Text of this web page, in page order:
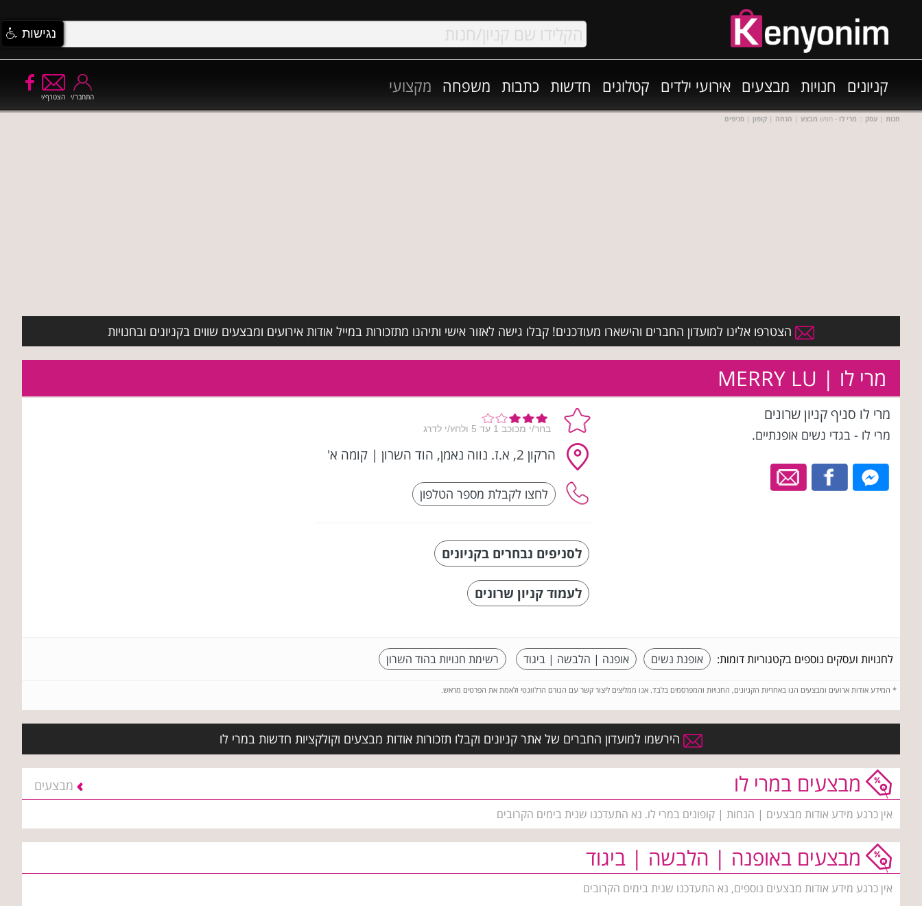
קניונים חנויות מבצעים אירועי ילדים קטלוגים חדשות כתבות משפחה מקצועי
הצטרף/י התחבר/י
חנות | עסק :: מרי לו - חפש מבצע | הנחה | קופון | סניפים
הצטרפו אלינו למועדון החברים והישארו מעודכנים! קבלו גישה לאזור אישי ותיהנו מתזכורות במייל אודות אירועים ומבצעים שווים בקניונים ובחנויות
מרי לו | MERRY LU
מרי לו סניף קניון שרונים
מרי לו - בגדי נשים אופנתיים.
הרקון 2, א.ז. נווה נאמן, הוד השרון | קומה א'
לסניפים נבחרים בקניונים
לעמוד קניון שרונים
לחנויות ועסקים נוספים בקטגוריות דומות: אופנת נשים אופנה | הלבשה | ביגוד רשימת חנויות בהוד השרון
* המידע אודות ארועים ומבצעים הנו באחריות הקניונים, החנויות והמפרסמים בלבד. אנו ממליצים ליצור קשר עם הגורם הרלוונטי ולאמת את הפרטים מראש.
הירשמו למועדון החברים של אתר קניונים וקבלו תזכורות אודות מבצעים וקולקציות חדשות במרי לו
מבצעים במרי לו מבצעים
אין כרגע מידע אודות מבצעים | הנחות | קופונים במרי לו. נא התעדכנו שנית בימים הקרובים
מבצעים באופנה | הלבשה | ביגוד
אין כרגע מידע אודות מבצעים נוספים, נא התעדכנו שנית בימים הקרובים
נגישות